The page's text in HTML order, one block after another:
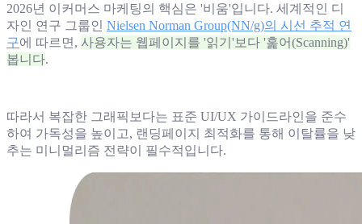
2026년 이커머스 마케팅의 핵심은 '비움'입니다. 세계적인 디
자인 연구 그룹인 Nielsen Norman Group(NN/g)의 시선 추적 연
구에 따르면, 사용자는 웹페이지를 '읽기'보다 '훑어(Scanning)'
봅니다.
따라서 복잡한 그래픽보다는 표준 UI/UX 가이드라인을 준수
하여 가독성을 높이고, 랜딩페이지 최적화를 통해 이탈률을 낮
추는 미니멀리즘 전략이 필수적입니다.